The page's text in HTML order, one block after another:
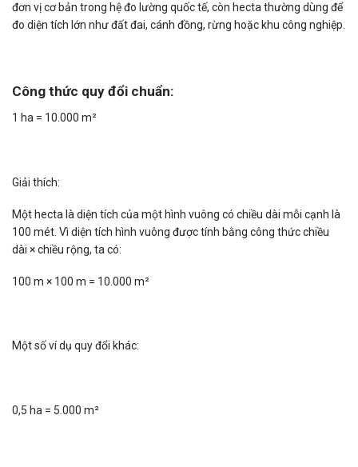
đơn vị cơ bản trong hệ đo lường quốc tế, còn hecta thường dùng để
đo diện tích lớn như đất đai, cánh đồng, rừng hoặc khu công nghiệp.
Công thức quy đổi chuẩn:
1 ha = 10.000 m²
Giải thích:
Một hecta là diện tích của một hình vuông có chiều dài mỗi cạnh là
100 mét. Vì diện tích hình vuông được tính bằng công thức chiều
dài × chiều rộng, ta có:
100 m × 100 m = 10.000 m²
Một số ví dụ quy đổi khác:
0,5 ha = 5.000 m²